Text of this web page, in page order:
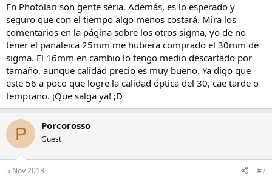
En Photolari son gente seria. Además, es lo esperado y
seguro que con el tiempo algo menos costará. Mira los
comentarios en la página sobre los otros sigma, yo de no
tener el panaleica 25mm me hubiera comprado el 30mm de
sigma. El 16mm en cambio lo tengo medio descartado por
tamaño, aunque calidad precio es muy bueno. Ya digo que
este 56 a poco que logre la calidad óptica del 30, cae tarde o
temprano. ¡Que salga ya! ;D
P Porcorosso
Guest
5 Nov 2018 #7